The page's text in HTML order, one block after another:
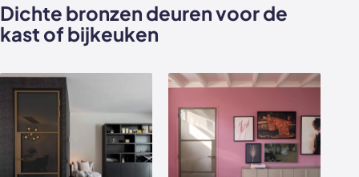
Dichte bronzen deuren voor de
kast of bijkeuken